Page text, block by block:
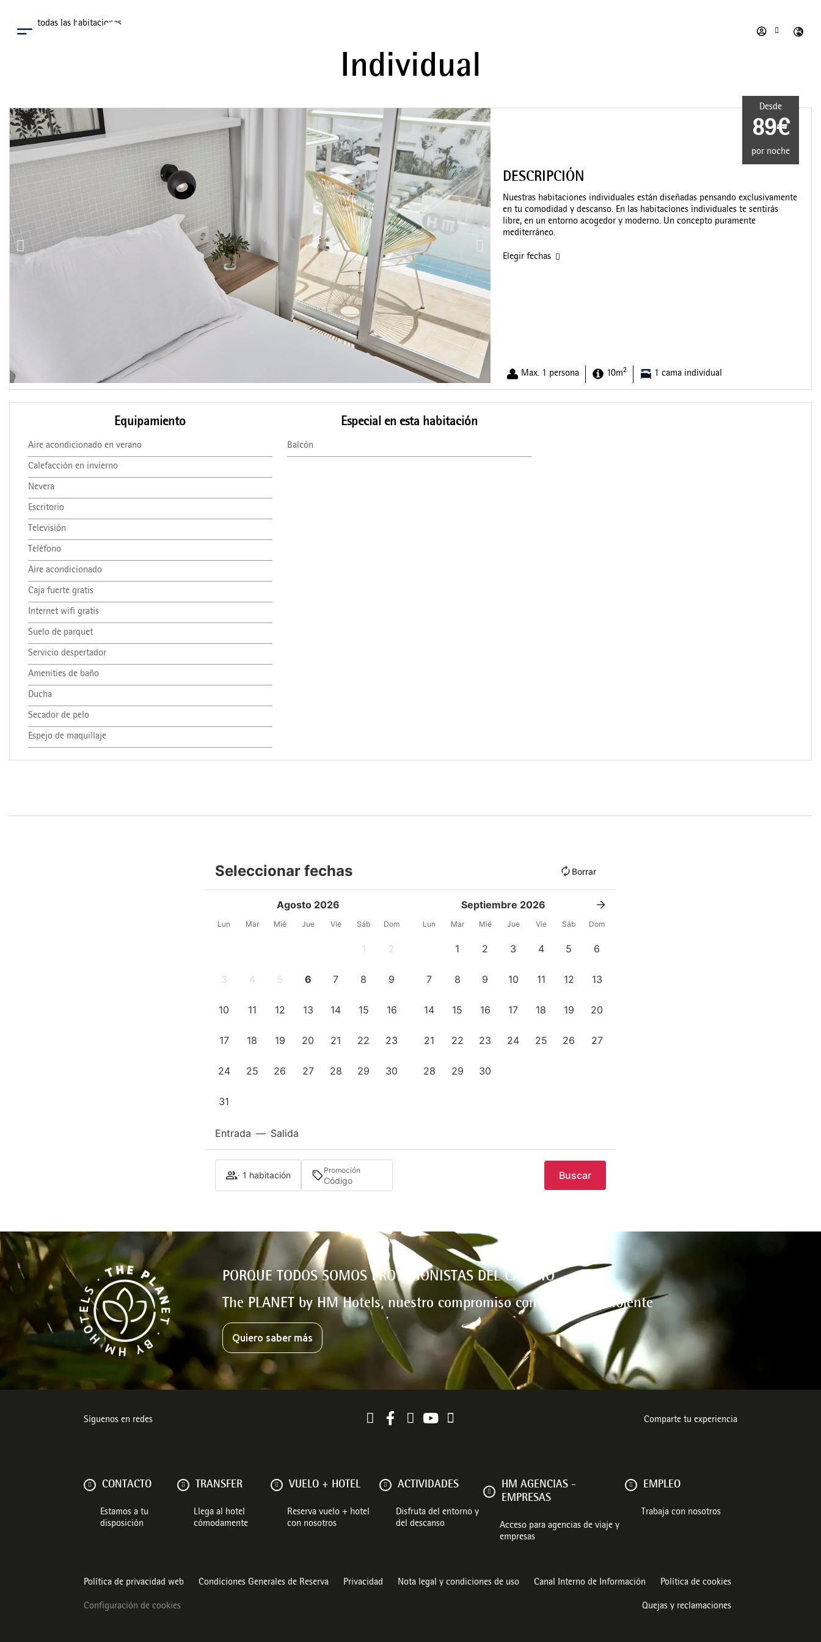
Ver todas las habitaciones
Individual
Max. 1 persona 10m2 1 cama individual
Desde
89€
por noche
DESCRIPCIÓN
Nuestras habitaciones individuales están diseñadas pensando exclusivamente
en tu comodidad y descanso. En las habitaciones individuales te sentirás
libre, en un entorno acogedor y moderno. Un concepto puramente
mediterráneo.
Elegir fechas
Equipamiento
Aire acondicionado en verano
Calefacción en invierno
Nevera
Escritorio
Televisión
Teléfono
Aire acondicionado
Caja fuerte gratis
Internet wifi gratis
Suelo de parquet
Servicio despertador
Amenities de baño
Ducha
Secador de pelo
Espejo de maquillaje
Especial en esta habitación
Balcón
Seleccionar fechas Borrar
Agosto 2026
Lun Mar Mié Jue Vie Sáb Dom
1 2
3 4 5 6 7 8 9
10 11 12 13 14 15 16
17 18 19 20 21 22 23
24 25 26 27 28 29 30
31
Septiembre 2026
Lun Mar Mié Jue Vie Sáb Dom
1 2 3 4 5 6
7 8 9 10 11 12 13
14 15 16 17 18 19 20
21 22 23 24 25 26 27
28 29 30
Entrada — Salida
· 1 habitación Promoción Buscar
PORQUE TODOS SOMOS PROTAGONISTAS DEL CAMBIO
The PLANET by HM Hotels, nuestro compromiso con el medio ambiente
Quiero saber más
Síguenos en redes Comparte tu experiencia
CONTACTO
Estamos a tu
disposición
TRANSFER
Llega al hotel
cómodamente
VUELO + HOTEL
Reserva vuelo + hotel
con nosotros
ACTIVIDADES
Disfruta del entorno y
del descanso
HM AGENCIAS -
EMPRESAS
Acceso para agencias de viaje y
empresas
EMPLEO
Trabaja con nosotros
Política de privacidad web Condiciones Generales de Reserva Privacidad Nota legal y condiciones de uso Canal Interno de Información Política de cookies
Configuración de cookies Quejas y reclamaciones